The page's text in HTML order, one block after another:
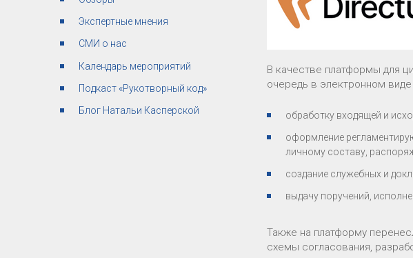
Экспертные мнения
СМИ о нас
Календарь мероприятий
Подкаст «Рукотворный код»
Блог Натальи Касперской
В качестве платформы для
очередь в электронном
обработку входящей и
оформление
личному составу,
создание служебных и
выдачу поручений,
Также на платформу
схемы согласования,